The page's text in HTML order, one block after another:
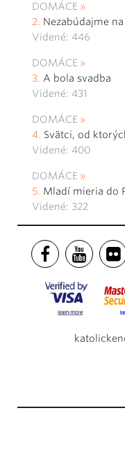
DOMÁCE
Nezabúdajme
Videné: 446
DOMÁCE
A bola svadba
Videné: 431
DOMÁCE
Svätci, od
Videné: 400
DOMÁCE
Mladí mieria do
Videné: 322